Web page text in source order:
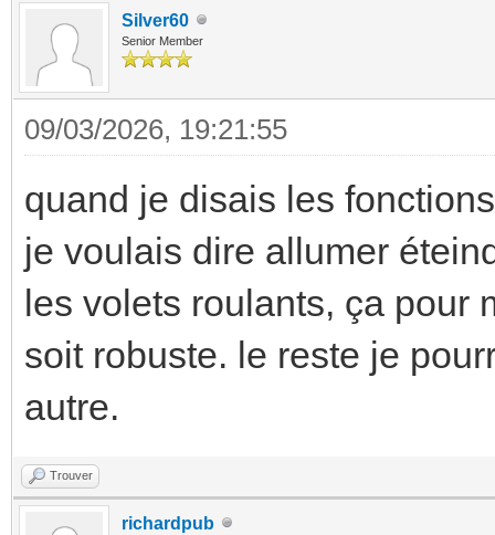
Silver60
Senior Member
09/03/2026, 19:21:55
quand je disais les
je voulais dire allumer
les volets roulants, ça pour
soit robuste. le reste je
autre.
Trouver
richardpub